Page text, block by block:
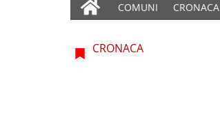
COMUNI CRONACA
CRONACA